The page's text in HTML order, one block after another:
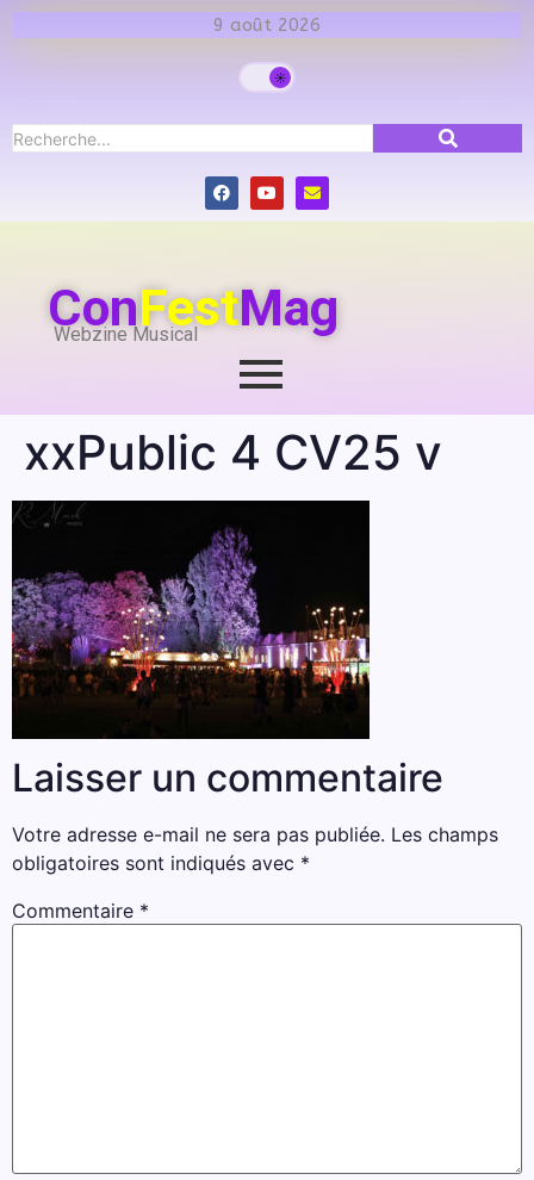
9 août 2026
ConFestMag
Webzine Musical
xxPublic 4 CV25 v
Laisser un commentaire
Votre adresse e-mail ne sera pas publiée. Les champs
obligatoires sont indiqués avec *
Commentaire *